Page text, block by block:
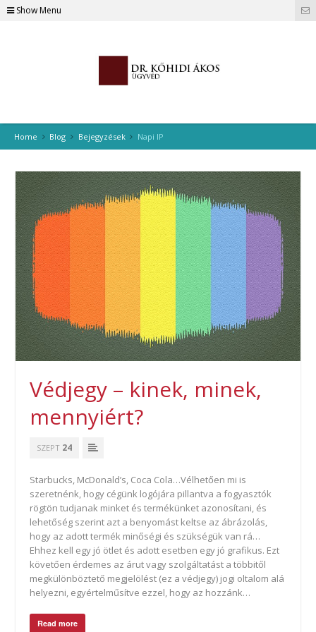
Show Menu
Home Blog Bejegyzések Napi IP
Védjegy – kinek, minek,
mennyiért?
SZEPT 24
Starbucks, McDonald’s, Coca Cola…Vélhetően mi is
szeretnénk, hogy cégünk logójára pillantva a fogyasztók
rögtön tudjanak minket és termékünket azonosítani, és
lehetőség szerint azt a benyomást keltse az ábrázolás,
hogy az adott termék minőségi és szükségük van rá…
Ehhez kell egy jó ötlet és adott esetben egy jó grafikus. Ezt
követően érdemes az árut vagy szolgáltatást a többitől
megkülönböztető megjelölést (ez a védjegy) jogi oltalom alá
helyezni, egyértelműsítve ezzel, hogy az hozzánk…
Read more